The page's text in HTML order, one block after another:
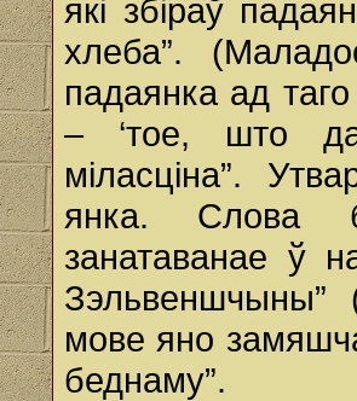
які збіраў
хлеба”.
падаянка ад
– ‘тое, што
міласціна”.
янка. Слова
занатаванае ў
мове яно
беднаму”.